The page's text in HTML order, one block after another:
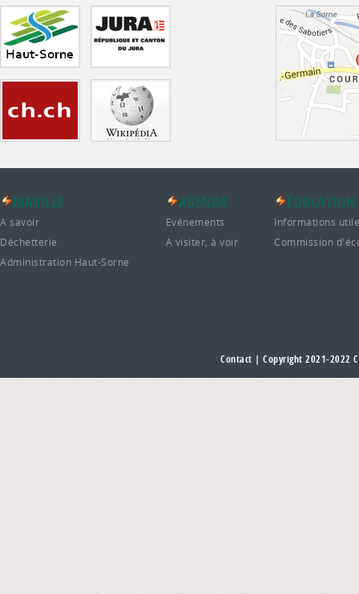
MAVILLE
A savoir
Déchetterie
Administration Haut-Sorne
AGENDA
Evénements
A visiter, à voir
ÉDUCATION
Informations
Commission
Contact | Copyright 2021-2022